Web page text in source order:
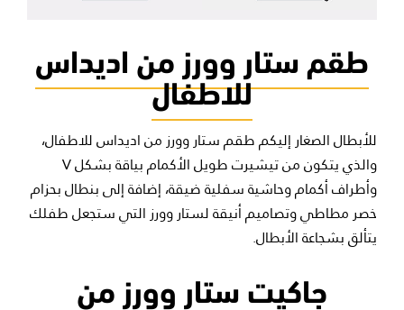
طقم ستار وورز من اديداس
للاطفال
للأبطال الصغار إليكم طقم ستار وورز من اديداس للاطفال،
والذي يتكون من تيشيرت طويل الأكمام بياقة بشكل V
وأطراف أكمام وحاشية سفلية ضيقة، إضافة إلى بنطال بحزام
خصر مطاطي وتصاميم أنيقة لستار وورز التي ستجعل طفلك
يتألق بشجاعة الأبطال.
جاكيت ستار وورز من